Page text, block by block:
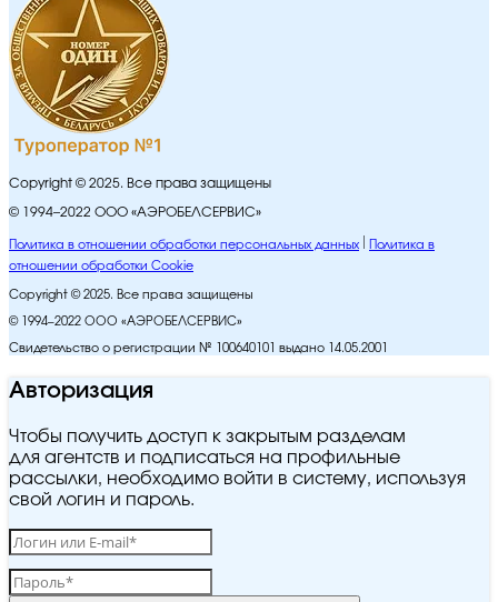
Copyright © 2025. Все права защищены
© 1994–2022 ООО «АЭРОБЕЛСЕРВИС»
Политика в отношении обработки персональных данных
Политика в
отношении обработки Cookie
Copyright © 2025. Все права защищены
© 1994–2022 ООО «АЭРОБЕЛСЕРВИС»
Свидетельство о регистрации № 100640101 выдано 14.05.2001
Авторизация
Чтобы получить доступ к закрытым разделам
для агентств и подписаться на профильные
рассылки, необходимо войти в систему, используя
свой логин и пароль.